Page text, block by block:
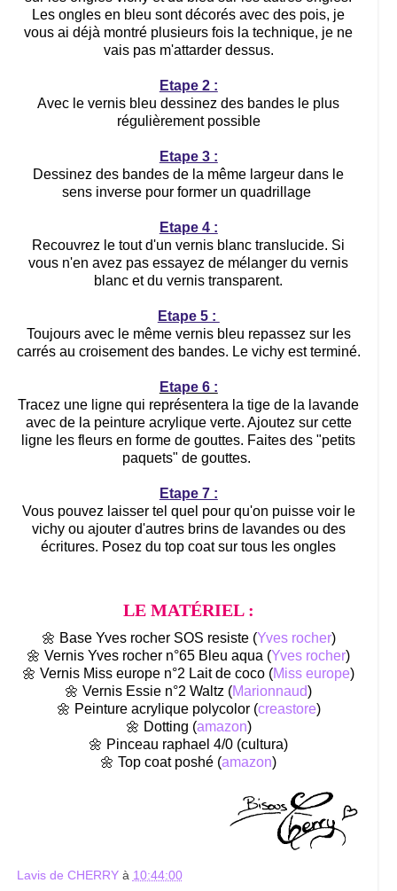
Les ongles en bleu sont décorés avec des pois, je
vous ai déjà montré plusieurs fois la technique, je ne
vais pas m'attarder dessus.
Etape 2 :
Avec le vernis bleu dessinez des bandes le plus
régulièrement possible
Etape 3 :
Dessinez des bandes de la même largeur dans le
sens inverse pour former un quadrillage
Etape 4 :
Recouvrez le tout d'un vernis blanc translucide. Si
vous n'en avez pas essayez de mélanger du vernis
blanc et du vernis transparent.
Etape 5 :
Toujours avec le même vernis bleu repassez sur les
carrés au croisement des bandes. Le vichy est terminé.
Etape 6 :
Tracez une ligne qui représentera la tige de la lavande
avec de la peinture acrylique verte. Ajoutez sur cette
ligne les fleurs en forme de gouttes. Faites des "petits
paquets" de gouttes.
Etape 7 :
Vous pouvez laisser tel quel pour qu'on puisse voir le
vichy ou ajouter d'autres brins de lavandes ou des
écritures. Posez du top coat sur tous les ongles
LE MATÉRIEL :
🌼 Base Yves rocher SOS resiste (Yves rocher)
🌼 Vernis Yves rocher n°65 Bleu aqua (Yves rocher)
🌼 Vernis Miss europe n°2 Lait de coco (Miss europe)
🌼 Vernis Essie n°2 Waltz (Marionnaud)
🌼 Peinture acrylique polycolor (creastore)
🌼 Dotting (amazon)
🌼 Pinceau raphael 4/0 (cultura)
🌼 Top coat poshé (amazon)
Lavis de CHERRY à 10:44:00